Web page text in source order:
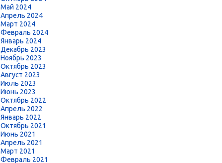
Май 2024
Апрель 2024
Март 2024
Февраль 2024
Январь 2024
Декабрь 2023
Ноябрь 2023
Октябрь 2023
Август 2023
Июль 2023
Июнь 2023
Октябрь 2022
Апрель 2022
Январь 2022
Октябрь 2021
Июнь 2021
Апрель 2021
Март 2021
Февраль 2021